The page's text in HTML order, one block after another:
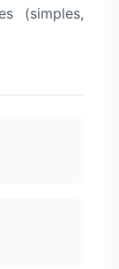
(simples,